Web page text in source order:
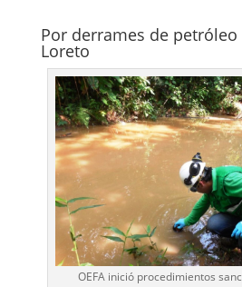
Por derrames de petróleo
Loreto
OEFA inició procedimientos